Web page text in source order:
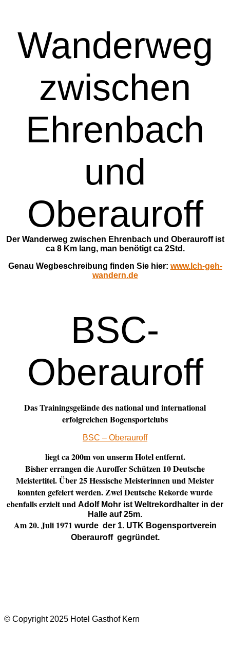
Wanderweg
zwischen
Ehrenbach
und
Oberauroff
Der Wanderweg zwischen Ehrenbach und Oberauroff ist
ca 8 Km lang, man benötigt ca 2Std.
Genau Wegbeschreibung finden Sie hier: www.Ich-geh-
wandern.de
BSC-
Oberauroff
Das Trainingsgelände des national und international
erfolgreichen Bogensportclubs
BSC – Oberauroff
liegt ca 200m von unserm Hotel entfernt.
Bisher errangen die Auroffer Schützen 10 Deutsche
Meistertitel. Über 25 Hessische Meisterinnen und Meister
konnten gefeiert werden. Zwei Deutsche Rekorde wurde
ebenfalls erzielt und Adolf Mohr ist Weltrekordhalter in der
Halle auf 25m.
Am 20. Juli 1971 wurde der 1. UTK Bogensportverein
Oberauroff gegründet.
© Copyright 2025 Hotel Gasthof Kern